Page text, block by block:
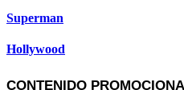
Superman
Hollywood